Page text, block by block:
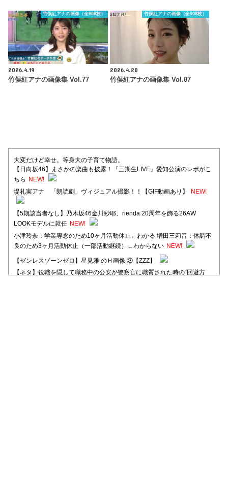
竹俣紅アナの画像（全908枚）
2026.4.19
竹俣紅アナの画像集 Vol.77
竹俣紅アナの画像（全908枚）
2026.4.20
竹俣紅アナの画像集 Vol.87
大変だけど幸せ。等身大の子育て物語。
【日向坂46】まさかの楽曲も披露！『三期生LIVE』愛知公演のレポがこ
ちら
NEW!
堤礼実アナ 「朗読劇」ヴィジュアル撮影！！【GIF動画あり】
NEW!
【5期該当者なし】乃木坂46金川紗耶、rienda 20周年を飾る26AW
LOOKモデルに就任 NEW!
小津玲奈：学業専念のため10ヶ月活動休止←わかる 増田三莉音：体調不
良のため3ヶ月活動休止（一部活動継続）←わからない NEW!
【ゼンレスゾーンゼロ】星見雅 のＨ画像 ③【ZZZ】
【ネタ】役職を隠して職務中の公安が警察官に職質された時の“回避方